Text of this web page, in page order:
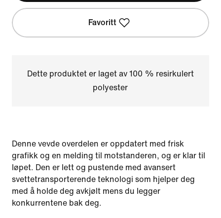
Favoritt
Dette produktet er laget av 100 % resirkulert
polyester
Denne vevde overdelen er oppdatert med frisk
grafikk og en melding til motstanderen, og er klar til
løpet. Den er lett og pustende med avansert
svettetransporterende teknologi som hjelper deg
med å holde deg avkjølt mens du legger
konkurrentene bak deg.